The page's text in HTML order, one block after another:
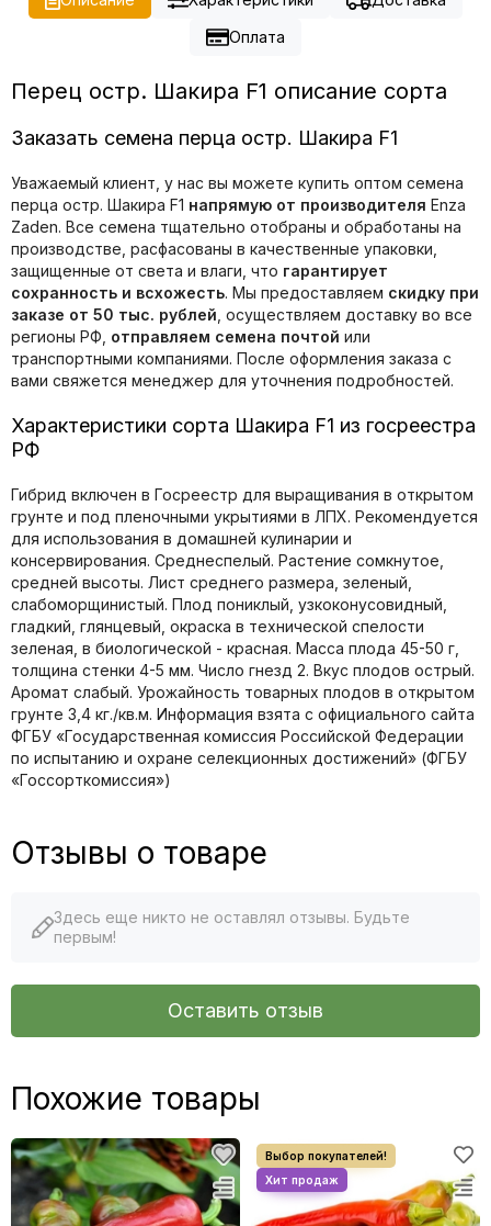
Оплата
Перец остр. Шакира F1 описание сорта
Заказать семена перца остр. Шакира F1
Уважаемый клиент, у нас вы можете купить оптом семена
перца остр. Шакира F1 напрямую от производителя Enza
Zaden. Все семена тщательно отобраны и обработаны на
производстве, расфасованы в качественные упаковки,
защищенные от света и влаги, что гарантирует
сохранность и всхожесть. Мы предоставляем скидку при
заказе от 50 тыс. рублей , осуществляем доставку во все
регионы РФ, отправляем семена почтой или
транспортными компаниями. После оформления заказа с
вами свяжется менеджер для уточнения подробностей.
Характеристики сорта Шакира F1 из госреестра
РФ
Гибрид включен в Госреестр для выращивания в открытом
грунте и под пленочными укрытиями в ЛПХ. Рекомендуется
для использования в домашней кулинарии и
консервирования. Среднеспелый. Растение сомкнутое,
средней высоты. Лист среднего размера, зеленый,
слабоморщинистый. Плод пониклый, узкоконусовидный,
гладкий, глянцевый, окраска в технической спелости
зеленая, в биологической - красная. Масса плода 45-50 г,
толщина стенки 4-5 мм. Число гнезд 2. Вкус плодов острый.
Аромат слабый. Урожайность товарных плодов в открытом
грунте 3,4 кг./кв.м. Информация взята с официального сайта
ФГБУ «Государственная комиссия Российской Федерации
по иcпытанию и охране селекционных достижений» (ФГБУ
«Госсорткомиссия»)
Отзывы о товаре
Здесь еще никто не оставлял отзывы. Будьте
первым!
Оставить отзыв
Похожие товары